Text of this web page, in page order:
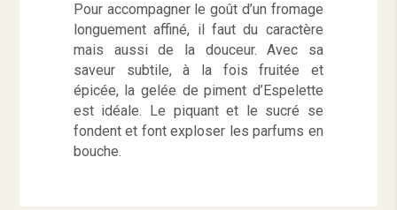
Pour accompagner le goût d’un fromage
longuement affiné, il faut du caractère
mais aussi de la douceur. Avec sa
saveur subtile, à la fois fruitée et
épicée, la gelée de piment d’Espelette
est idéale. Le piquant et le sucré se
fondent et font exploser les parfums en
bouche.